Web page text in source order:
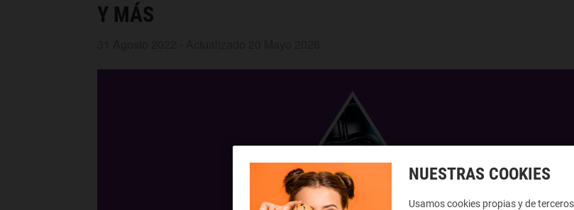
Y MÁS
NUESTRAS COOKIES
Usamos cookies propias y de